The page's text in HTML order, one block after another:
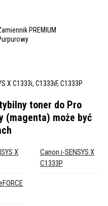
PREMIUM
X C1333i, C1333iF, C1333P
toner do Pro
(magenta) może być
X
Canon i-SENSYS X
C1333P